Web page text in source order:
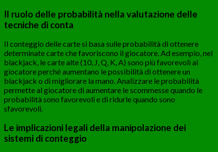
Il ruolo delle probabilità nella valutazione delle
tecniche di conta
Il conteggio delle carte si basa sulle probabilità di ottenere
determinate carte che favoriscono il giocatore. Ad esempio, nel
blackjack, le carte alte (10, J, Q, K, A) sono più favorevoli al
giocatore perché aumentano le possibilità di ottenere un
blackjack o di migliorare la mano. Analizzare le probabilità
permette al giocatore di aumentare le scommesse quando le
probabilità sono favorevoli e di ridurle quando sono
sfavorevoli.
Le implicazioni legali della manipolazione dei
sistemi di conteggio